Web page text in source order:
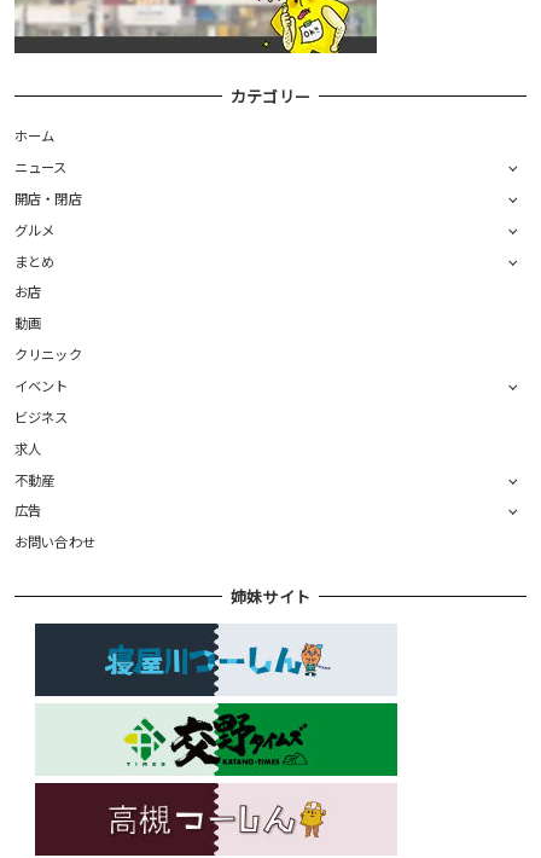
カテゴリー
ホーム
ニュース
開店・閉店
グルメ
まとめ
お店
動画
クリニック
イベント
ビジネス
求人
不動産
広告
お問い合わせ
姉妹サイト